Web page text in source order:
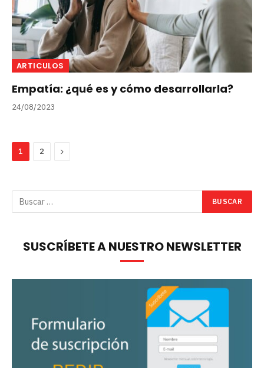
ARTICULOS
Empatía: ¿qué es y cómo desarrollarla?
24/08/2023
1 2 Next
SUSCRÍBETE A NUESTRO NEWSLETTER